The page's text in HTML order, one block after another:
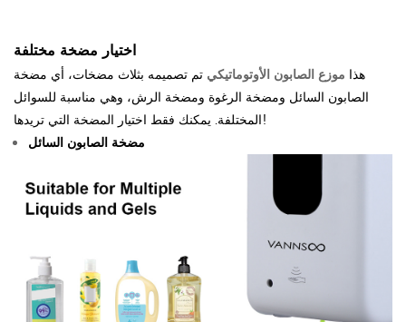
اختيار مضخة مختلفة
هذا موزع الصابون الأوتوماتيكي تم تصميمه بثلاث مضخات، أي مضخة
الصابون السائل ومضخة الرغوة ومضخة الرش، وهي مناسبة للسوائل
المختلفة. يمكنك فقط اختيار المضخة التي تريدها!
مضخة الصابون السائل